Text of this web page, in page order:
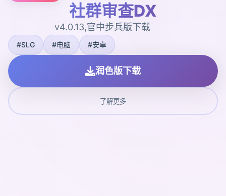
社群审查DX
v4.0.13,官中步兵版下载
#SLG #电脑 #安卓
润色版下载
了解更多